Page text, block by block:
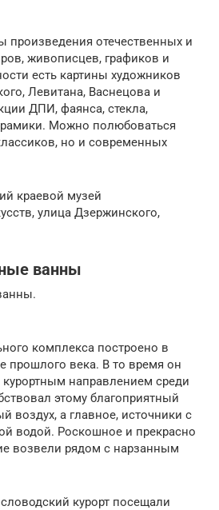
произведения отечественных и
живописцев, графиков и
есть картины художников
Левитана, Васнецова и
ДПИ, фаянса, стекла,
Можно полюбоваться
но и современных
краевой музей
улица Дзержинского,
ванны
комплекса построено в
прошлого века. В то время он
направлением среди
этому благоприятный
воздух, а главное, источники с
водой. Роскошное и прекрасно
возвели рядом с нарзанным
курорт посещали